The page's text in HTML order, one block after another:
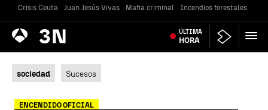
Crisis Ceuta Juan Jesús Vivas Mafia criminal Incendios forestales
Antena
3 Noticias ÚLTIMA
HORA
sociedad Sucesos
ENCENDIDO OFICIAL